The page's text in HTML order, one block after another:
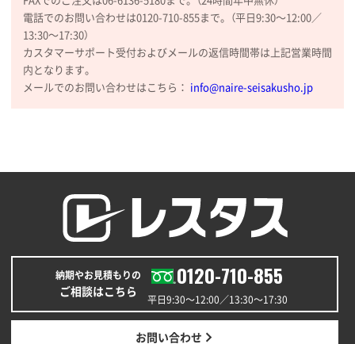
コットンバッグM(B4対応)200枚
2026年01月29日 11:46
商品情報の正確な記載、スムーズなシステム対応
広島県(社様
熊本県S社様
ぺんてる ビクーニャフィール1000枚
印刷範囲が広かったから、取扱商品
新潟県R社様
ワンポイントポリ袋 A4サイズ 1000枚
電話でのお問い合わせは0120-710-855まで。（平日9:30〜12:00／
13:30〜17:30）
カスタマーサポート受付およびメールの返信時間帯は上記営業時間
内となります。
メールでのお問い合わせはこちら： info@naire-seisakusho.jp
納期やお見積もりの
ご相談はこちら
0120-710-855
平日9:30〜12:00／13:30〜17:30
お問い合わせ